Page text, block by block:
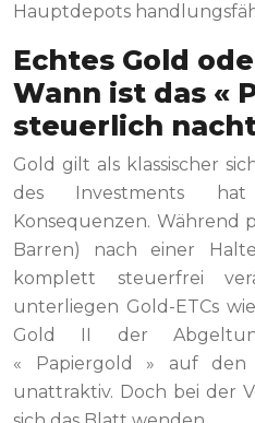
Hauptdepots
Echtes Gold
Wann ist das «
steuerlich
Gold gilt als klassischer
des Investments hat
Konsequenzen. Während
Barren) nach einer
komplett steuerfrei
unterliegen Gold-ETCs
Gold II der
« Papiergold » auf den
unattraktiv. Doch bei der